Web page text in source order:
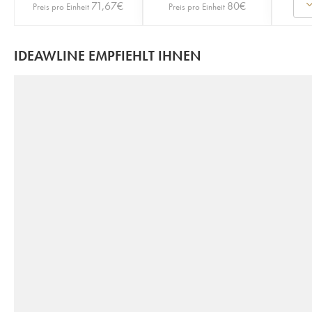
Preis pro Einheit 71,67€ Preis pro Einheit 80€
IDEAWLINE EMPFIEHLT IHNEN